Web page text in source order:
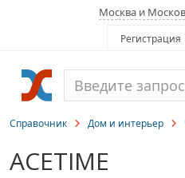
Москва и
Регистрация
Справочник Дом и интерьер
ACETIME